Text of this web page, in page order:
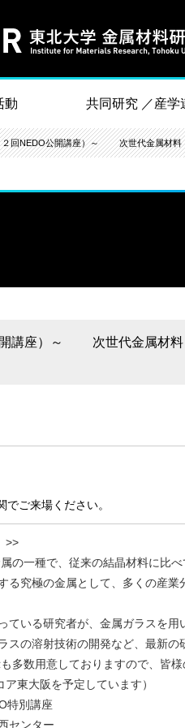
動 共同研究 ／産学
２回NEDO公開講座）～ 次世代金属材料
開講座）～ 次世代金属材料
ご来場ください。
>>
の一種で、従来の結晶材料に比べ
る究極の金属として、多くの産業
いる研究者が、金属ガラスを用
スの溶射技術の開発など、最新の
多数用意しておりますので、皆
東大阪を予定しています）
特別講座
ンター